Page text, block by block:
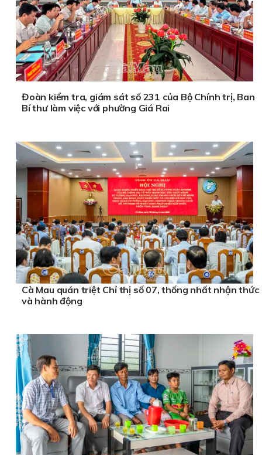
Đoàn kiểm tra, giám sát số 231 của Bộ Chính trị, Ban
Bí thư làm việc với phường Giá Rai
Cà Mau quán triệt Chỉ thị số 07, thống nhất nhận thức
và hành động